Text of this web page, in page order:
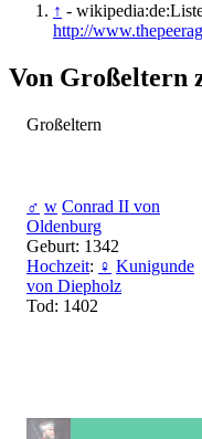
↑ -
http://
Von Großeltern
Großeltern
♂ w Conrad II von
Oldenburg
Geburt: 1342
Hochzeit: ♀ Kunigunde
von Diepholz
Tod: 1402